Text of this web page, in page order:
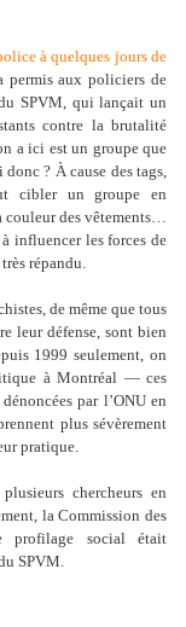
à quelques jours de
permis aux policiers de
SPVM, qui lançait un
contre la brutalité
a ici est un groupe que
? À cause des tags,
cibler un groupe en
couleur des vêtements…
influencer les forces de
répandu.
de même que tous
leur défense, sont bien
1999 seulement, on
à Montréal — ces
par l’ONU en
plus sévèrement
pratique.
chercheurs en
la Commission des
profilage social était
SPVM.